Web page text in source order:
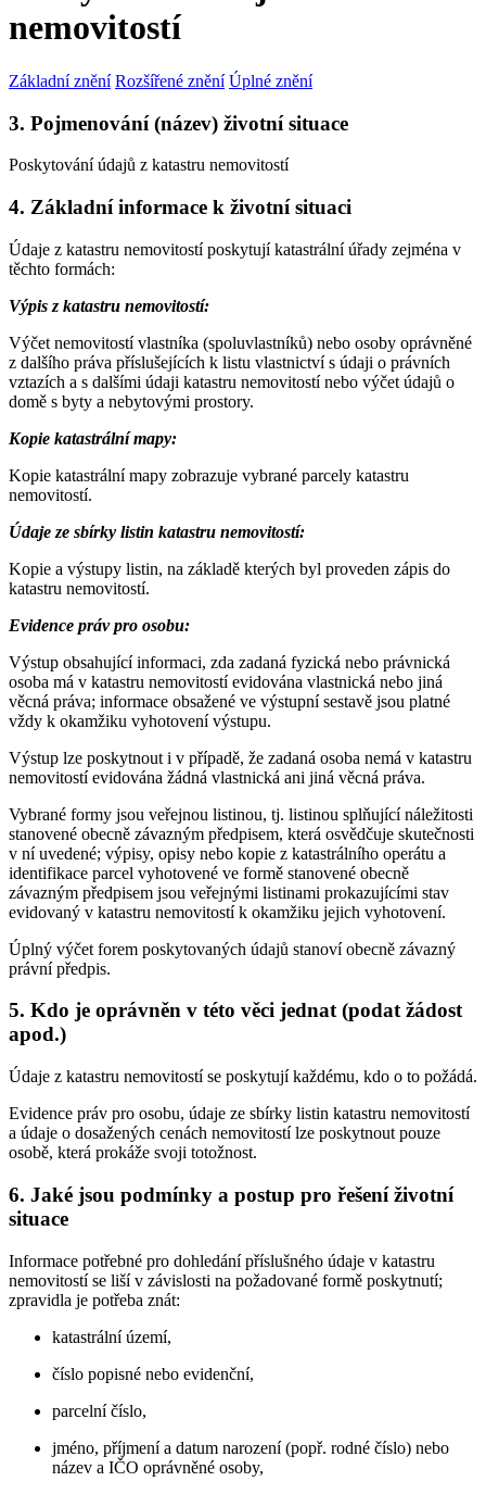
nemovitostí
Základní znění Rozšířené znění Úplné znění
3. Pojmenování (název) životní situace
Poskytování údajů z katastru nemovitostí
4. Základní informace k životní situaci
Údaje z katastru nemovitostí poskytují katastrální úřady zejména v
těchto formách:
Výpis z katastru nemovitostí:
Výčet nemovitostí vlastníka (spoluvlastníků) nebo osoby oprávněné
z dalšího práva příslušejících k listu vlastnictví s údaji o právních
vztazích a s dalšími údaji katastru nemovitostí nebo výčet údajů o
domě s byty a nebytovými prostory.
Kopie katastrální mapy:
Kopie katastrální mapy zobrazuje vybrané parcely katastru
nemovitostí.
Údaje ze sbírky listin katastru nemovitostí:
Kopie a výstupy listin, na základě kterých byl proveden zápis do
katastru nemovitostí.
Evidence práv pro osobu:
Výstup obsahující informaci, zda zadaná fyzická nebo právnická
osoba má v katastru nemovitostí evidována vlastnická nebo jiná
věcná práva; informace obsažené ve výstupní sestavě jsou platné
vždy k okamžiku vyhotovení výstupu.
Výstup lze poskytnout i v případě, že zadaná osoba nemá v katastru
nemovitostí evidována žádná vlastnická ani jiná věcná práva.
Vybrané formy jsou veřejnou listinou, tj. listinou splňující náležitosti
stanovené obecně závazným předpisem, která osvědčuje skutečnosti
v ní uvedené; výpisy, opisy nebo kopie z katastrálního operátu a
identifikace parcel vyhotovené ve formě stanovené obecně
závazným předpisem jsou veřejnými listinami prokazujícími stav
evidovaný v katastru nemovitostí k okamžiku jejich vyhotovení.
Úplný výčet forem poskytovaných údajů stanoví obecně závazný
právní předpis.
5. Kdo je oprávněn v této věci jednat (podat žádost
apod.)
Údaje z katastru nemovitostí se poskytují každému, kdo o to požádá.
Evidence práv pro osobu, údaje ze sbírky listin katastru nemovitostí
a údaje o dosažených cenách nemovitostí lze poskytnout pouze
osobě, která prokáže svoji totožnost.
6. Jaké jsou podmínky a postup pro řešení životní
situace
Informace potřebné pro dohledání příslušného údaje v katastru
nemovitostí se liší v závislosti na požadované formě poskytnutí;
zpravidla je potřeba znát:
katastrální území,
číslo popisné nebo evidenční,
parcelní číslo,
jméno, příjmení a datum narození (popř. rodné číslo) nebo
název a IČO oprávněné osoby,